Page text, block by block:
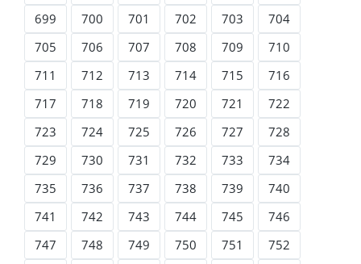
699
700 701 702 703
704
705
706 707 708 709
710
711
712 713 714 715
716
717
718 719 720 721
722
723
724 725 726 727
728
729
730 731 732 733
734
735
736 737 738 739
740
741
742 743 744 745
746
747
748 749 750 751
752